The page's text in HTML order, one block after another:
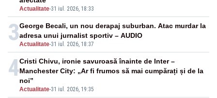
Actualitate-31 iul. 2026, 18:33
3Actualitate-31 iul. 2026, 18:37
George Becali, un nou derapaj suburban. Atac murdar la
adresa unui jurnalist sportiv – AUDIO
4
Actualitate-31 iul. 2026, 19:35
Cristi Chivu, ironie savuroasă înainte de Inter –
Manchester City: „Ar fi frumos să mai cumpărați și de la
noi”